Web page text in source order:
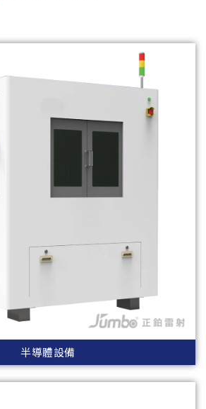
半導體設備